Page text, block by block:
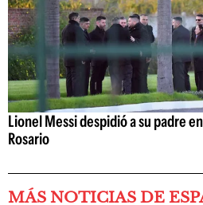
Lionel Messi despidió a su padre
Rosario
MÁS NOTICIAS DE